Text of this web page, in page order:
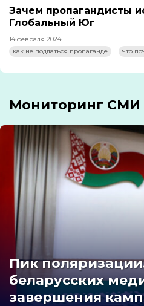
Зачем пропагандисты
Глобальный Юг
14 февраля 2024
как не поддаться пропаганде
что
Мониторинг СМИ
Пик
беларусских
завершения